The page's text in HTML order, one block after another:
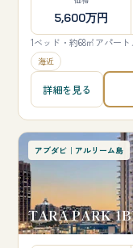
5,600万円
1ベッド・約68㎡アパート
海近
詳細を見る
アブダビ｜アルリーム島
TARA PARK